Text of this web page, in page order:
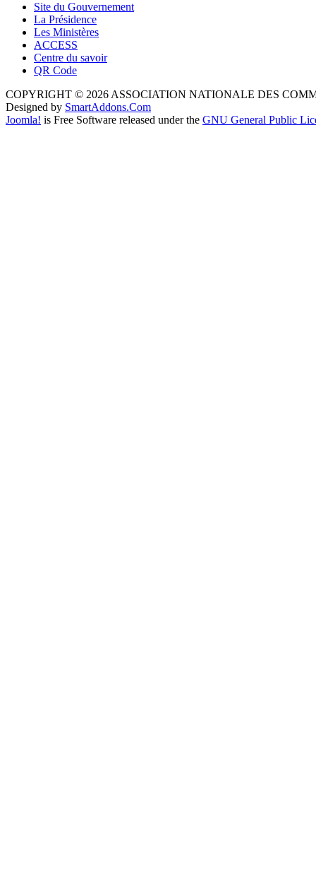
Site du Gouvernement
La Présidence
Les Ministères
ACCESS
Centre du savoir
QR Code
COPYRIGHT © 2026 ASSOCIATION NATIONALE DES
Designed by SmartAddons.Com
Joomla! is Free Software released under the GNU General Public